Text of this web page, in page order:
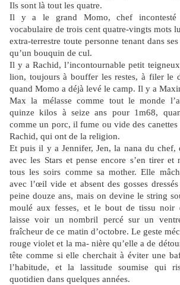
Ils sont là tout les quatre.
Il y a le grand Momo, chef incontesté
vocabulaire de trois cent quatre-vingts mots
extra-terrestre toute personne tenant dans
qu’un bouquin de cul.
Il y a Rachid, l’incontournable petit
lion, toujours à bouffer les restes, à filer le
quand Momo a déjà levé le camp. Il y a
Max la mélasse comme tout le monde
quinze kilos à seize ans pour 1m68,
comme un porc, il fume ou vide des
Rachid, qui ont de la religion.
Et puis il y a Jennifer, Jen, la nana du chef,
avec les Stars et pense encore s’en tirer et
tous les soirs comme sa mother. Elle
avec l’œil vide et absent des gosses
peine douze ans, mais on devine le string
moulé aux fesses, et le bout de tissu noir
laisse voir un nombril percé sur un
fraîcheur de ce matin d’octobre. Le geste
rouge violet et la ma- nière qu’elle a de
tête comme si elle cherchait à éviter une
l’habitude, et la lassitude soumise qui
quotidien dans quelques années.